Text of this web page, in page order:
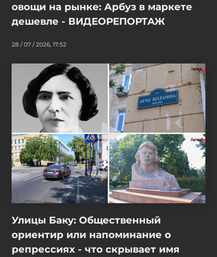
овощи на рынке: Арбуз в маркете
дешевле - ВИДЕОРЕПОРТАЖ
28 / 07 / 2026, 17:52
Улицы Баку: Общественный
ориентир или напоминание о
репрессиях - что скрывает имя